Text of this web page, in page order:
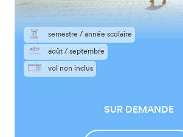
semestre / année scolaire
août / septembre
vol non inclus
SUR DEMANDE